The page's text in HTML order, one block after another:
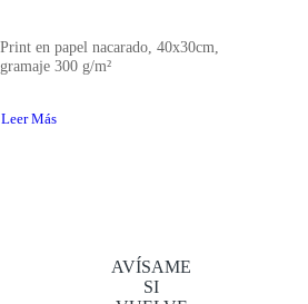
Print en papel nacarado, 40x30cm,
gramaje 300 g/m²
Leer Más
AVÍSAME
SI